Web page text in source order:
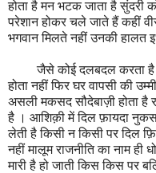
होता है मन भटक जाता है सुंदरी
परेशान होकर चले जाते हैं कहीं
भगवान मिलते नहीं उनकी हालत
जैसे कोई दलबदल करता है
होता नहीं फिर घर वापसी की
असली मकसद सौदेबाज़ी होता है
है । आशिक़ी में दिल फ़ायदा
लेती है किसी न किसी पर दिल
नहीं मालूम राजनीति का नाम ही
मारी है हो जाती किस किस पर